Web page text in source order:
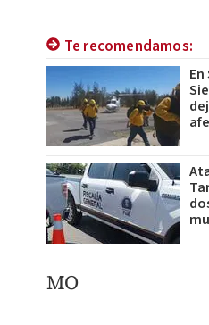
Te recomendamos:
MO